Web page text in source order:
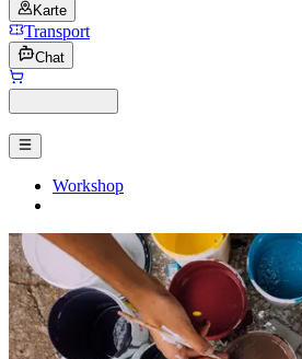
Karte
Transport
Chat
Workshop